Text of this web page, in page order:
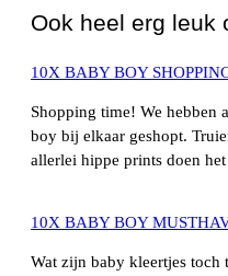
Ook heel erg leuk
10X BABY BOY
Shopping time! We hebben
boy bij elkaar geshopt.
allerlei hippe prints doen
10X BABY BOY
Wat zijn baby kleertjes